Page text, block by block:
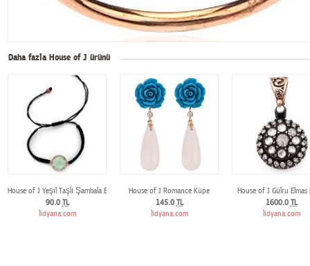
Daha fazla House of J ürünü
House of J Yeşil Taşlı Şambala Bileklik
90.0 TL
lidyana.com
House of J Romance Küpe
145.0 TL
lidyana.com
House of J Gülru Elmas
1600.0 TL
lidyana.com